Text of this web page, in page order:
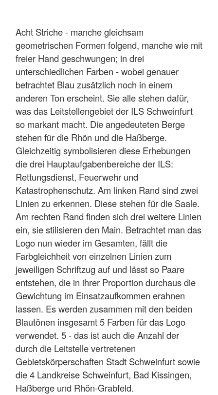
Acht Striche - manche gleichsam
geometrischen Formen folgend, manche wie mit
freier Hand geschwungen; in drei
unterschiedlichen Farben - wobei genauer
betrachtet Blau zusätzlich noch in einem
anderen Ton erscheint. Sie alle stehen dafür,
was das Leitstellengebiet der ILS Schweinfurt
so markant macht. Die angedeuteten Berge
stehen für die Rhön und die Haßberge.
Gleichzeitig symbolisieren diese Erhebungen
die drei Hauptaufgabenbereiche der ILS:
Rettungsdienst, Feuerwehr und
Katastrophenschutz. Am linken Rand sind zwei
Linien zu erkennen. Diese stehen für die Saale.
Am rechten Rand finden sich drei weitere Linien
ein, sie stilisieren den Main. Betrachtet man das
Logo nun wieder im Gesamten, fällt die
Farbgleichheit von einzelnen Linien zum
jeweiligen Schriftzug auf und lässt so Paare
entstehen, die in ihrer Proportion durchaus die
Gewichtung im Einsatzaufkommen erahnen
lassen. Es werden zusammen mit den beiden
Blautönen insgesamt 5 Farben für das Logo
verwendet. 5 - das ist auch die Anzahl der
durch die Leitstelle vertretenen
Gebietskörperschaften Stadt Schweinfurt sowie
die 4 Landkreise Schweinfurt, Bad Kissingen,
Haßberge und Rhön-Grabfeld.